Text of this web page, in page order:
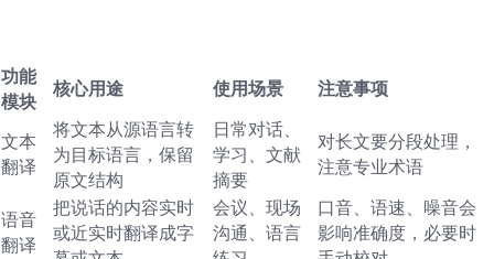
功能
模块
核心用途 使用场景 注意事项
文本
翻译
将文本从源语言转
为目标语言，保留
原文结构
日常对话、
学习、文献
摘要
对长文要分段处理，
注意专业术语
语音
翻译
把说话的内容实时
或近实时翻译成字
会议、现场
沟通、语言
口音、语速、噪音会
影响准确度，必要时